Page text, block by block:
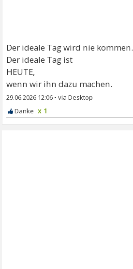
Der ideale Tag wird nie kommen.
Der ideale Tag ist
HEUTE,
wenn wir ihn dazu machen.
29.06.2026 12:06 •
x 1